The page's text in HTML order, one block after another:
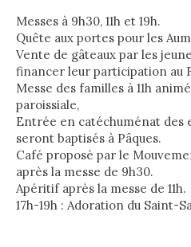
Messes à 9h30, 11h et 19h.
Quête aux portes pour les
Vente de gâteaux par les
financer leur participation au
Messe des familles à 11h
paroissiale,
Entrée en catéchuménat des
seront baptisés à Pâques.
Café proposé par le
après la messe de 9h30.
Apéritif après la messe de 11h.
17h-19h : Adoration du Saint-